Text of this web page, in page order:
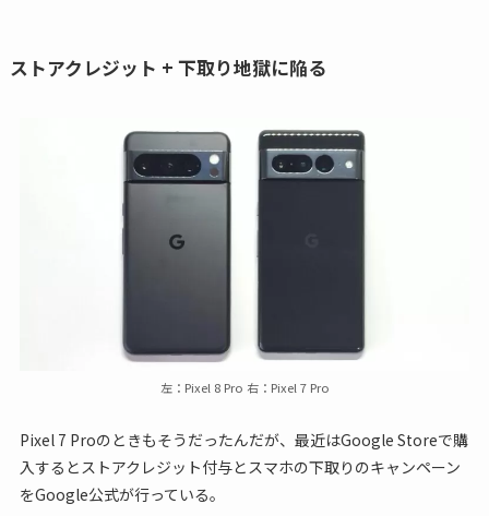
ストアクレジット + 下取り地獄に陥る
左：Pixel 8 Pro 右：Pixel 7 Pro
Pixel 7 Proのときもそうだったんだが、最近はGoogle Storeで購
入するとストアクレジット付与とスマホの下取りのキャンペーン
をGoogle公式が行っている。